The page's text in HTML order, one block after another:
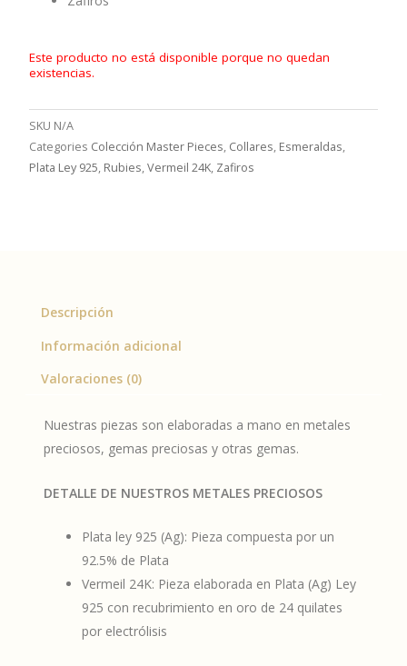
Este producto no está disponible porque no quedan
existencias.
SKU N/A
Categories Colección Master Pieces, Collares, Esmeraldas,
Plata Ley 925, Rubies,Vermeil 24K, Zafiros
Descripción
Información adicional
Valoraciones (0)
Nuestras piezas son elaboradas a mano en metales
preciosos, gemas preciosas y otras gemas.
DETALLE DE NUESTROS METALES PRECIOSOS
Plata ley 925 (Ag): Pieza compuesta por un
92.5% de Plata
Vermeil 24K: Pieza elaborada en Plata (Ag) Ley
925 con recubrimiento en oro de 24 quilates
por electrólisis